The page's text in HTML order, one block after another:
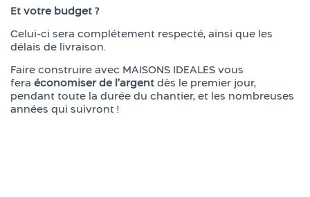
Et votre budget ?
Celui-ci sera complétement respecté, ainsi que les
délais de livraison.
Faire construire avec MAISONS IDEALES vous
fera économiser de l’argent dès le premier jour,
pendant toute la durée du chantier, et les nombreuses
années qui suivront !